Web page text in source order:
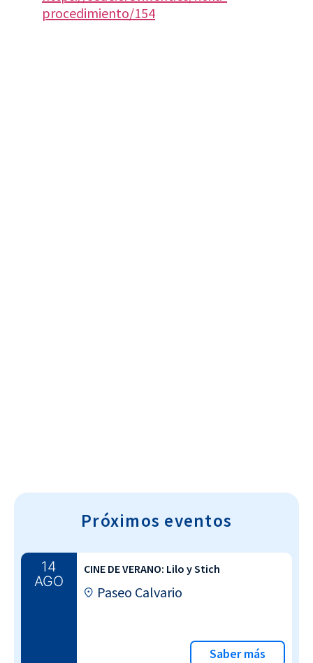
procedimiento/154
Próximos eventos
14
AGO
CINE DE VERANO: Lilo y Stich
Paseo Calvario
Saber más